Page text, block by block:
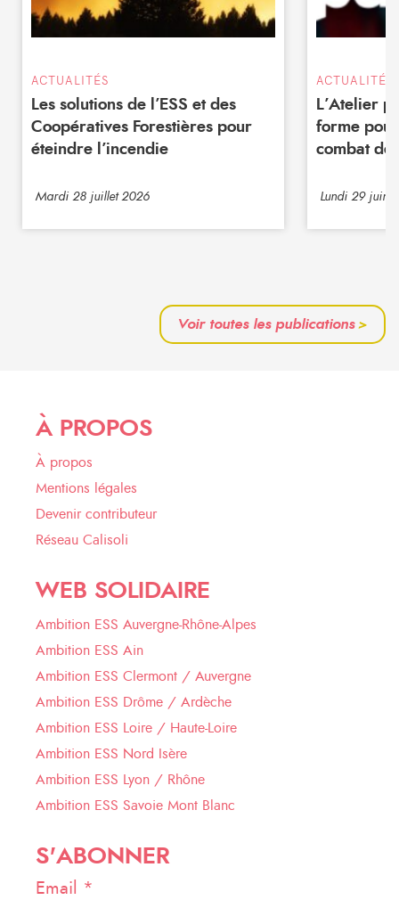
ACTUALITÉS
Les solutions de l’ESS et des
Coopératives Forestières pour
éteindre l’incendie
Mardi 28 juillet 2026
ACTUALITÉS
L’Atelier
forme
combat de
Lundi 29 juin
Voir toutes les publications>
À PROPOS
À propos
Mentions légales
Devenir contributeur
Réseau Calisoli
WEB SOLIDAIRE
Ambition ESS Auvergne-Rhône-Alpes
Ambition ESS Ain
Ambition ESS Clermont / Auvergne
Ambition ESS Drôme / Ardèche
Ambition ESS Loire / Haute-Loire
Ambition ESS Nord Isère
Ambition ESS Lyon / Rhône
Ambition ESS Savoie Mont Blanc
S'ABONNER
Email *